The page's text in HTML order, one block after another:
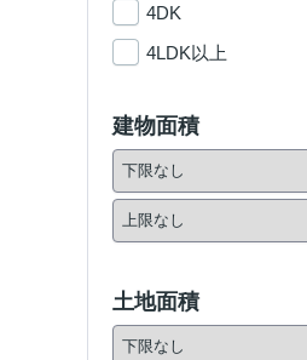
4DK
4LDK以上
建物面積
土地面積